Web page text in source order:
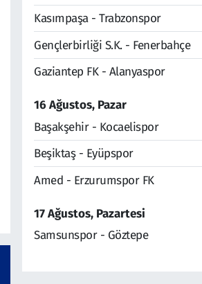
Kasımpaşa - Trabzonspor
Gençlerbirliği S.K. - Fenerbahçe
Gaziantep FK - Alanyaspor
16 Ağustos, Pazar
Başakşehir - Kocaelispor
Beşiktaş - Eyüpspor
Amed - Erzurumspor FK
17 Ağustos, Pazartesi
Samsunspor - Göztepe